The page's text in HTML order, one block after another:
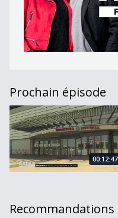
Prochain épisode
Journal du 1er avril 2020
00:12:47
Recommandations